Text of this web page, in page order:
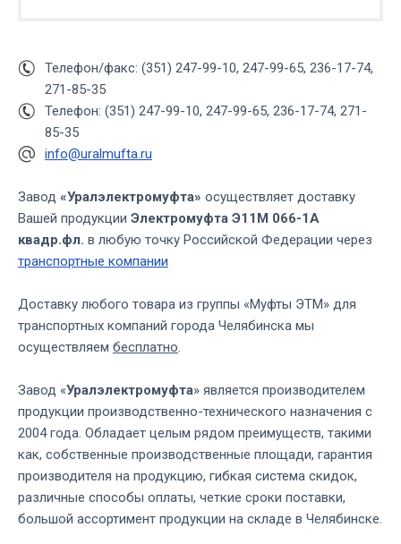
Телефон/факс: (351) 247-99-10, 247-99-65, 236-17-74,
271-85-35
Телефон: (351) 247-99-10, 247-99-65, 236-17-74, 271-
85-35
info@uralmufta.ru
Завод «Уралэлектромуфта» осуществляет доставку
Вашей продукции Электромуфта Э11М 066-1А
квадр.фл. в любую точку Российской Федерации через
транспортные компании
Доставку любого товара из группы «Муфты ЭТМ» для
транспортных компаний города Челябинска мы
осуществляем бесплатно.
Завод «Уралэлектромуфта» является производителем
продукции производственно-технического назначения с
2004 года. Обладает целым рядом преимуществ, такими
как, собственные производственные площади, гарантия
производителя на продукцию, гибкая система скидок,
различные способы оплаты, четкие сроки поставки,
большой ассортимент продукции на складе в Челябинске.